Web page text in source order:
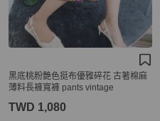
黑底桃粉艷色挺布優雅碎花 古著棉麻
薄料長褲寬褲 pants vintage
TWD 1,080